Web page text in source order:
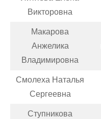
Викторовна
Макарова
Анжелика
Владимировна
Смолеха Наталья
Сергеевна
Ступникова